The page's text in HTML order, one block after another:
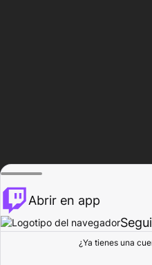
Explorar
Abrir en app
¿Ya tienes una